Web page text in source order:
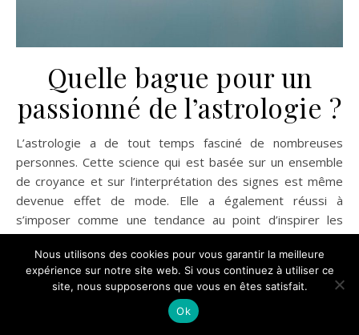
Quelle bague pour un
passionné de l’astrologie ?
L’astrologie a de tout temps fasciné de nombreuses
personnes. Cette science qui est basée sur un ensemble
de croyance et sur l’interprétation des signes est même
devenue effet de mode. Elle a également réussi à
s’imposer comme une tendance au point d’inspirer les
bijoutiers. Si vous êtes un passionné de l’astrologie,
découvrez la bague qui convient à votre signe du zodiaque
et à votre personnalité. Bague pour signe astrologique
Lion Les personnes nées sous ce signe ont une forte
personnalité. Elles sont dotées d’une autorité innée. Sans
Nous utilisons des cookies pour vous garantir la meilleure
expérience sur notre site web. Si vous continuez à utiliser ce
site, nous supposerons que vous en êtes satisfait.
Ok